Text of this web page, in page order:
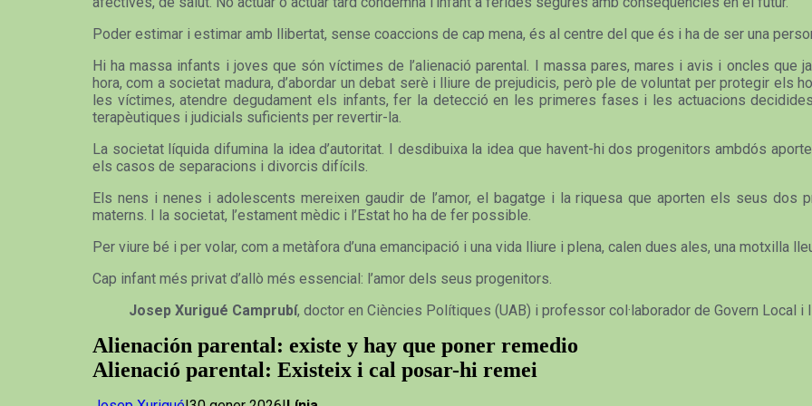
Poder estimar i estimar amb llibertat, sense coaccions de cap mena, és al centre del que és i ha de ser una
Hi ha massa infants i joves que són víctimes de l’alienació parental. I massa pares, mares i avis i oncles que
hora, com a societat madura, d’abordar un debat serè i lliure de prejudicis, però ple de voluntat per protegir els
les víctimes, atendre degudament els infants, fer la detecció en les primeres fases i les actuacions
terapèutiques i judicials suficients per revertir-la.
La societat líquida difumina la idea d’autoritat. I desdibuixa la idea que havent-hi dos progenitors ambdós
els casos de separacions i divorcis difícils.
Els nens i nenes i adolescents mereixen gaudir de l’amor, el bagatge i la riquesa que aporten els seus
materns. I la societat, l’estament mèdic i l’Estat ho ha de fer possible.
Per viure bé i per volar, com a metàfora d’una emancipació i una vida lliure i plena, calen dues ales, una motxilla
Cap infant més privat d’allò més essencial: l’amor dels seus progenitors.
Josep Xurigué Camprubí, doctor en Ciències Polítiques (UAB) i professor col·laborador de Govern Local i
Alienación parental: existe y hay que poner remedio
Alienació parental: Existeix i cal posar-hi remei